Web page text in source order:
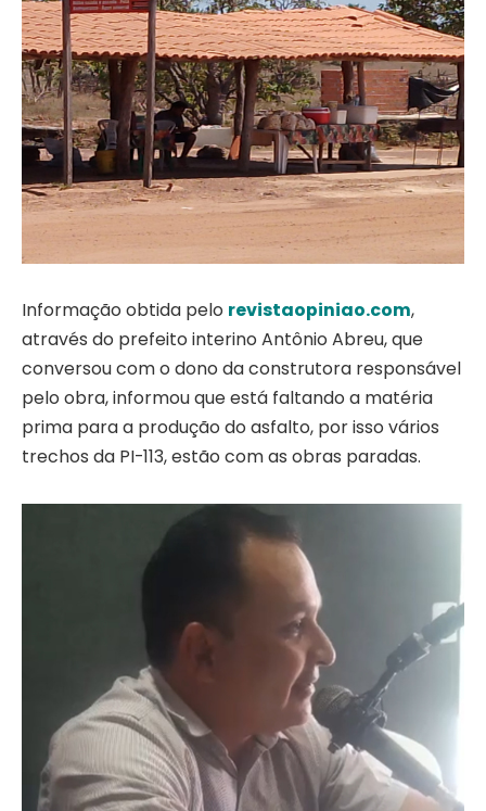
Informação obtida pelo revistaopiniao.com,
através do prefeito interino Antônio Abreu, que
conversou com o dono da construtora responsável
pelo obra, informou que está faltando a matéria
prima para a produção do asfalto, por isso vários
trechos da PI-113, estão com as obras paradas.